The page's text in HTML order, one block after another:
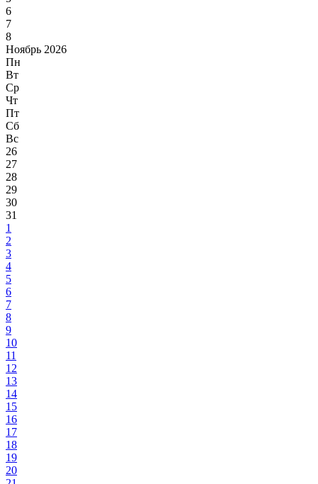
6
7
8
Ноябрь 2026
Пн
Вт
Ср
Чт
Пт
Сб
Вс
26
27
28
29
30
31
1
2
3
4
5
6
7
8
9
10
11
12
13
14
15
16
17
18
19
20